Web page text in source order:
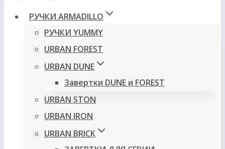
РУЧКИ ARMADILLO
РУЧКИ YUMMY
URBAN FOREST
URBAN DUNE
Завертки DUNE и FOREST
URBAN STON
URBAN IRON
URBAN BRICK